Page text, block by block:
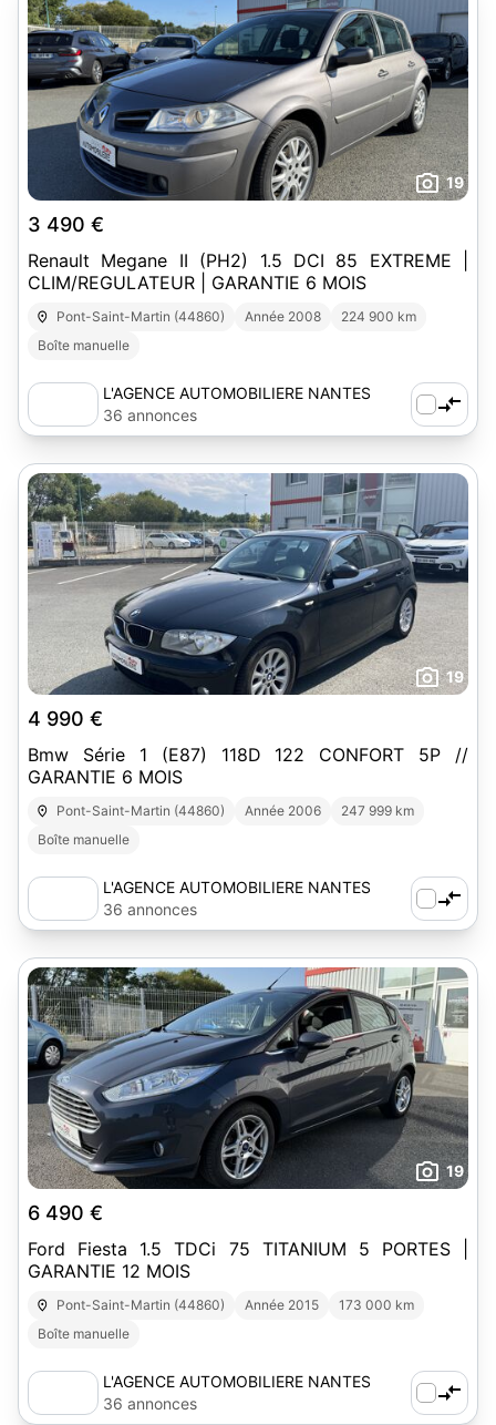
19
3 490 €
Renault Megane II (PH2) 1.5 DCI 85 EXTREME |
CLIM/REGULATEUR | GARANTIE 6 MOIS
Pont-Saint-Martin (44860) Année 2008
224 900 km
Boîte manuelle
L'AGENCE AUTOMOBILIERE NANTES
SUD-EST
36 annonces
19
4 990 €
Bmw Série 1 (E87) 118D 122 CONFORT 5P //
GARANTIE 6 MOIS
Pont-Saint-Martin (44860) Année 2006
247 999 km
Boîte manuelle
L'AGENCE AUTOMOBILIERE NANTES
SUD-EST
36 annonces
19
6 490 €
Ford Fiesta 1.5 TDCi 75 TITANIUM 5 PORTES |
GARANTIE 12 MOIS
Pont-Saint-Martin (44860) Année 2015
173 000 km
Boîte manuelle
L'AGENCE AUTOMOBILIERE NANTES
SUD-EST
36 annonces